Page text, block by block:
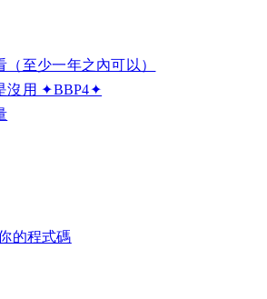
至少一年之內可以）
沒用 ✦BBP4✦
的程式碼